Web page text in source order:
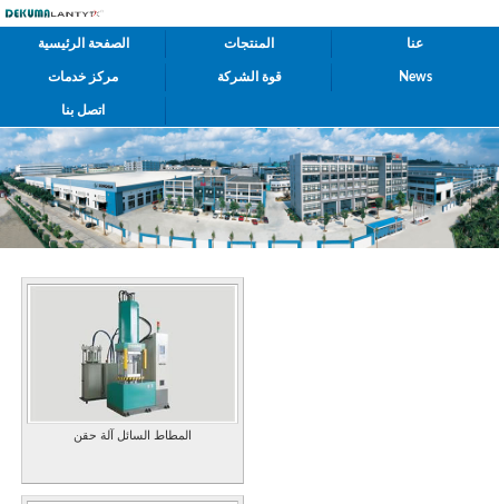
الصفحة الرئيسية المنتجات عنا
مركز خدمات قوة الشركة News
اتصل بنا
المطاط السائل آلة حقن